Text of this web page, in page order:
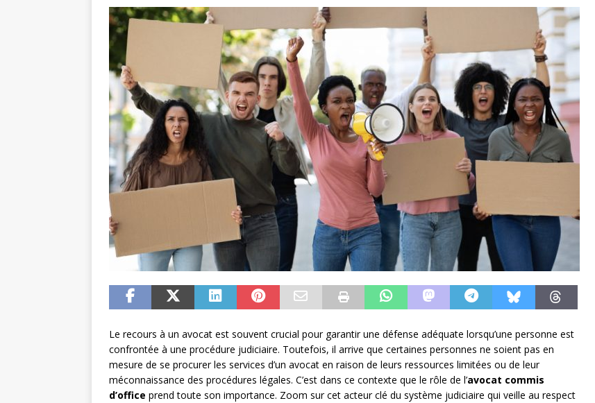
Le recours à un avocat est souvent crucial pour garantir une défense adéquate lorsqu’une personne est
confrontée à une procédure judiciaire. Toutefois, il arrive que certaines personnes ne soient pas en
mesure de se procurer les services d’un avocat en raison de leurs ressources limitées ou de leur
méconnaissance des procédures légales. C’est dans ce contexte que le rôle de l’avocat commis
d’office prend toute son importance. Zoom sur cet acteur clé du système judiciaire qui veille au respect